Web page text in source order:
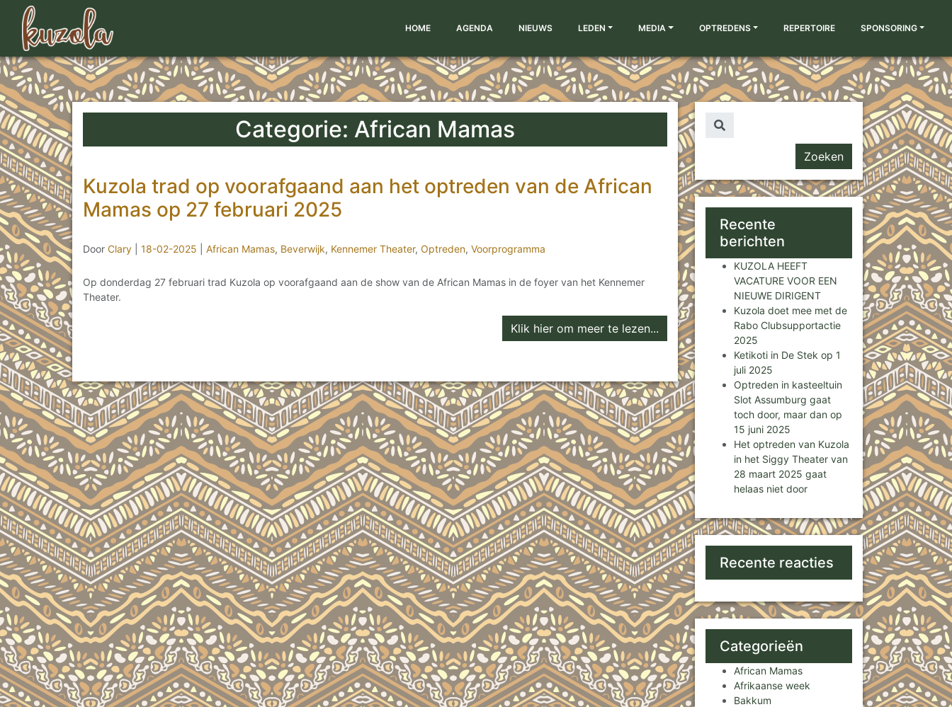
HOME AGENDA NIEUWS LEDEN MEDIA OPTREDENS REPERTOIRE SPONSORING
Categorie: African Mamas
Kuzola trad op voorafgaand aan het optreden van de African
Mamas op 27 februari 2025
Door Clary 18-02-2025 African Mamas, Beverwijk, Kennemer Theater, Optreden, Voorprogramma
Op donderdag 27 februari trad Kuzola op voorafgaand aan de show van de African Mamas in de foyer van het Kennemer
Theater.
Klik hier om meer te lezen...
Zoeken naar...
Recente
berichten
KUZOLA HEEFT
VACATURE VOOR EEN
NIEUWE DIRIGENT
Kuzola doet mee met de
Rabo Clubsupportactie
2025
Ketikoti in De Stek op 1
juli 2025
Optreden in kasteeltuin
Slot Assumburg gaat
toch door, maar dan op
15 juni 2025
Het optreden van Kuzola
in het Siggy Theater van
28 maart 2025 gaat
helaas niet door
Recente reacties
Categorieën
African Mamas
Afrikaanse week
Bakkum